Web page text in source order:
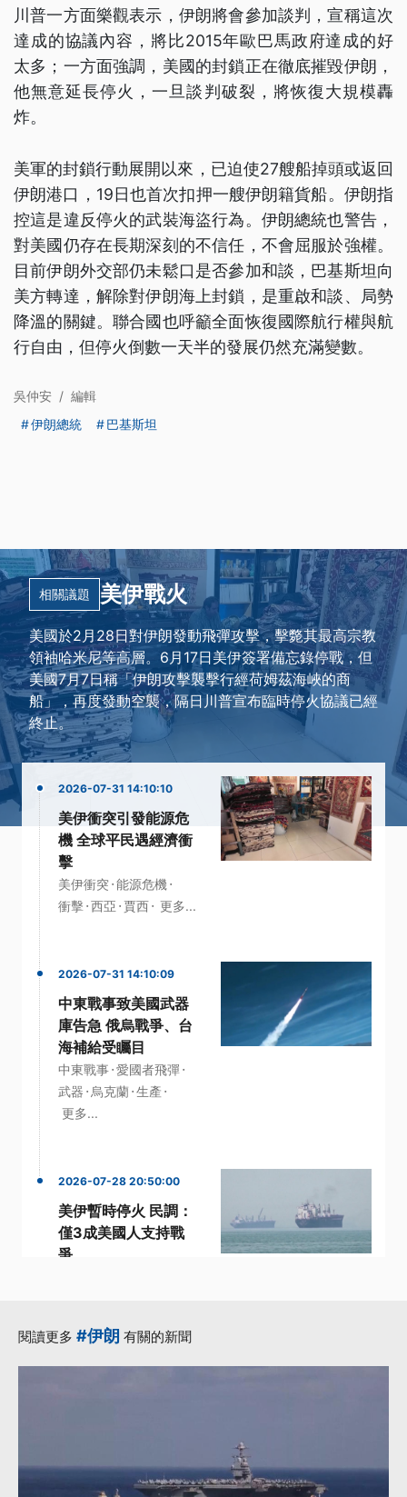
川普一方面樂觀表示，伊朗將會參加談判，宣稱這次
達成的協議內容，將比2015年歐巴馬政府達成的好
太多；一方面強調，美國的封鎖正在徹底摧毀伊朗，
他無意延長停火，一旦談判破裂，將恢復大規模轟
炸。
美軍的封鎖行動展開以來，已迫使27艘船掉頭或返回
伊朗港口，19日也首次扣押一艘伊朗籍貨船。伊朗指
控這是違反停火的武裝海盜行為。伊朗總統也警告，
對美國仍存在長期深刻的不信任，不會屈服於強權。
目前伊朗外交部仍未鬆口是否參加和談，巴基斯坦向
美方轉達，解除對伊朗海上封鎖，是重啟和談、局勢
降溫的關鍵。聯合國也呼籲全面恢復國際航行權與航
行自由，但停火倒數一天半的發展仍然充滿變數。
吳仲安 / 編輯
伊朗總統
巴基斯坦
相關議題 美伊戰火
美國於2月28日對伊朗發動飛彈攻擊，擊斃其最高宗教
領袖哈米尼等高層。6月17日美伊簽署備忘錄停戰，但
美國7月7日稱「伊朗攻擊襲擊行經荷姆茲海峽的商
船」，再度發動空襲，隔日川普宣布臨時停火協議已經
終止。
2026-07-31 14:10:10
美伊衝突引發能源危
機 全球平民遇經濟衝
擊
美伊衝突·能源危機 ·
衝擊 ·西亞 ·賈西· 更多...
2026-07-31 14:10:09
中東戰事致美國武器
庫告急 俄烏戰爭、台
海補給受矚目
中東戰事·愛國者飛彈·
武器 · 烏克蘭·生產 ·
更多...
2026-07-28 20:50:00
美伊暫時停火 民調：
僅3成美國人支持戰
爭
閱讀更多 #伊朗 有關的新聞